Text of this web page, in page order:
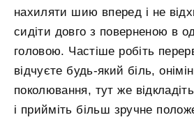
нахиляти шию вперед і не
сидіти довго з поверненою в
головою. Частіше робіть
відчуєте будь-який біль,
поколювання, тут же
і прийміть більш зручне